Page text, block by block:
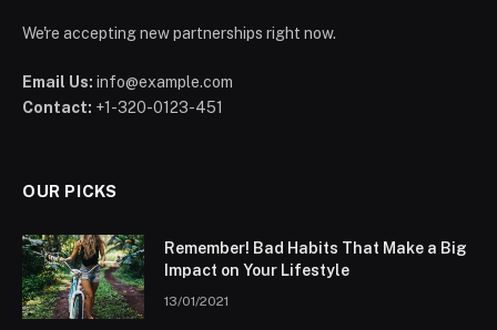
We're accepting new partnerships right now.
Email Us: info@example.com
Contact: +1-320-0123-451
OUR PICKS
Remember! Bad Habits That Make a Big
Impact on Your Lifestyle
13/01/2021